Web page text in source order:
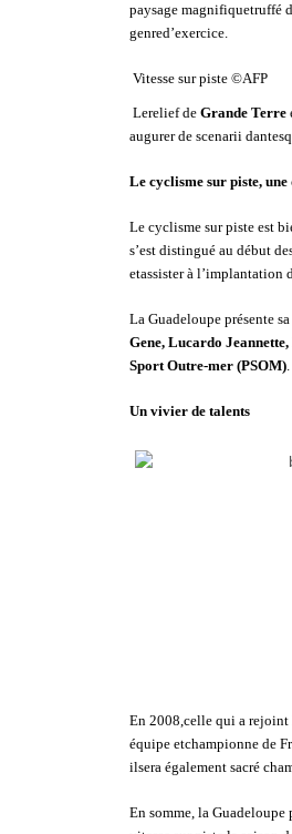
paysage magnifiquetruffé
genred’exercice.
Vitesse sur piste ©AFP
Lerelief de Grande Terre
augurer de scenarii
Le cyclisme sur piste,
Le cyclisme sur piste est
s’est distingué au début
etassister à l’implantation
La Guadeloupe présente
Gene, Lucardo
Sport Outre-mer (PSOM).
Un vivier de talents
En 2008,celle qui a rejoint
équipe etchampionne de
ilsera également sacré
En somme, la